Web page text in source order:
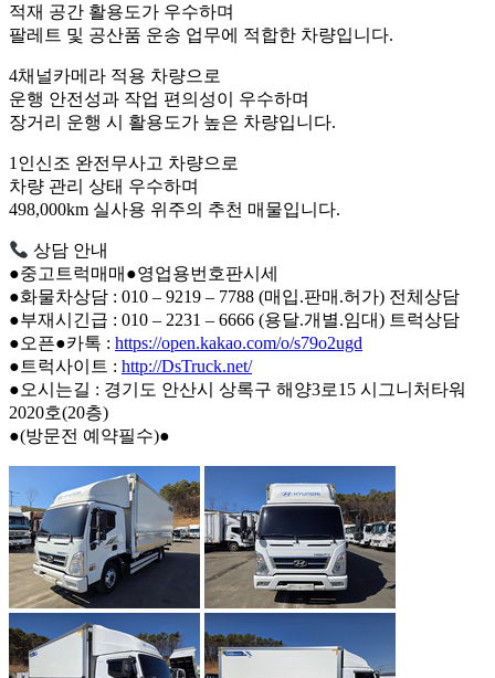
적재 공간 활용도가 우수하며
팔레트 및 공산품 운송 업무에 적합한 차량입니다.
4채널카메라 적용 차량으로
운행 안전성과 작업 편의성이 우수하며
장거리 운행 시 활용도가 높은 차량입니다.
1인신조 완전무사고 차량으로
차량 관리 상태 우수하며
498,000km 실사용 위주의 추천 매물입니다.
상담 안내
●중고트럭매매●영업용번호판시세
●화물차상담 : 010 – 9219 – 7788 (매입.판매.허가) 전체상담
●부재시긴급 : 010 – 2231 – 6666 (용달.개별.임대) 트럭상담
●오픈●카톡 : https://open.kakao.com/o/s79o2ugd
●트럭사이트 : http://DsTruck.net/
●오시는길 : 경기도 안산시 상록구 해양3로15 시그니처타워
2020호(20층)
●(방문전 예약필수)●